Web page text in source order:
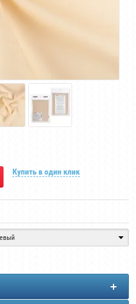
Купить в один клик